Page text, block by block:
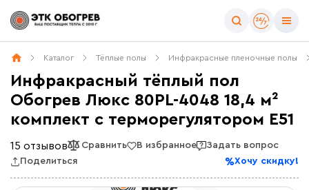
Каталог Тёплые полы Инфракрасные пленочные полы
Инфракрасный тёплый пол
Обогрев Люкс 80PL-4048 18,4 м²
комплект с терморегулятором E51
15 отзывов Сравнить В избранное
Задать вопрос
Поделиться
Хочу скидку!